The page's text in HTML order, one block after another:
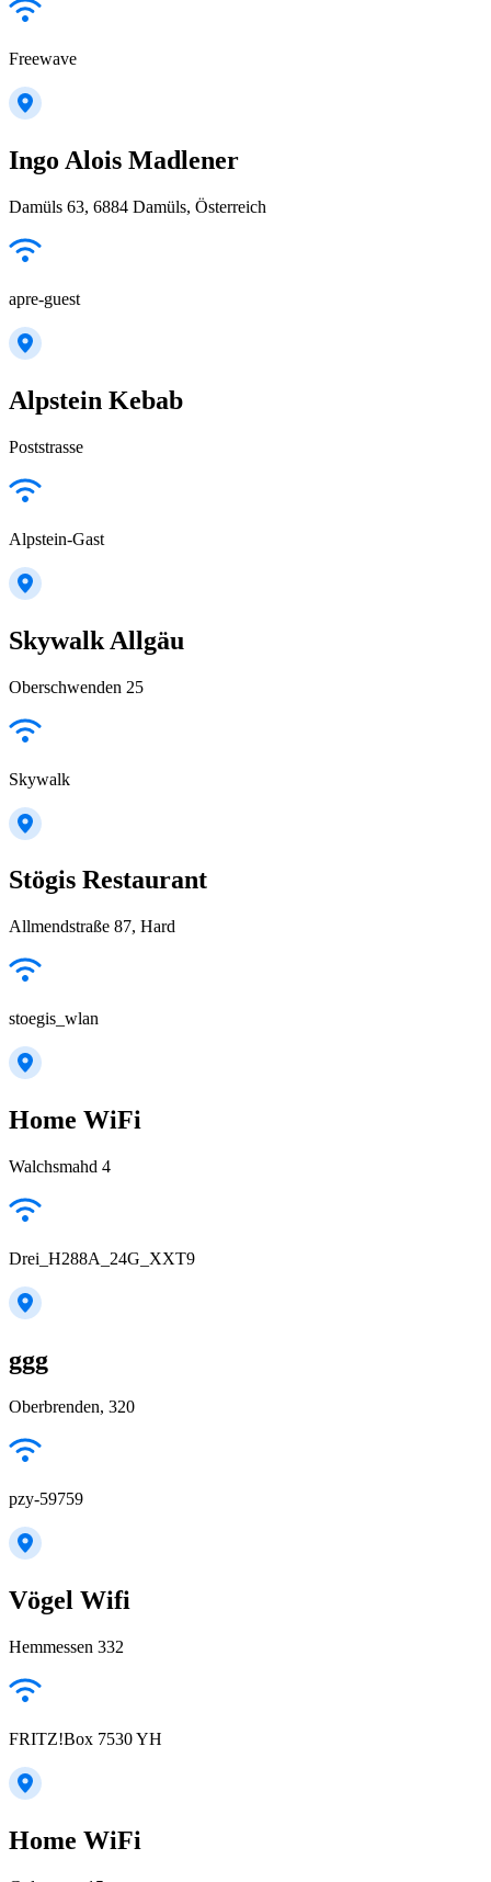
Freewave
Ingo Alois Madlener
Damüls 63, 6884 Damüls, Österreich
apre-guest
Alpstein Kebab
Poststrasse
Alpstein-Gast
Skywalk Allgäu
Oberschwenden 25
Skywalk
Stögis Restaurant
Allmendstraße 87, Hard
stoegis_wlan
Home WiFi
Walchsmahd 4
Drei_H288A_24G_XXT9
ggg
Oberbrenden, 320
pzy-59759
Vögel Wifi
Hemmessen 332
FRITZ!Box 7530 YH
Home WiFi